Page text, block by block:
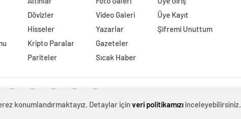
Dövizler
Hisseler
Kripto Paralar
Pariteler
Video Galeri
Yazarlar
Gazeteler
Sıcak Haber
Üye Kayıt
Şifremi Unuttum
konumlandırmaktayız. Detaylar için veri politikamızıinceleyebilirsiniz.